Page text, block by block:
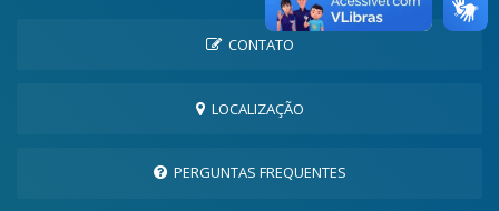
CONTATO
LOCALIZAÇÃO
PERGUNTAS FREQUENTES